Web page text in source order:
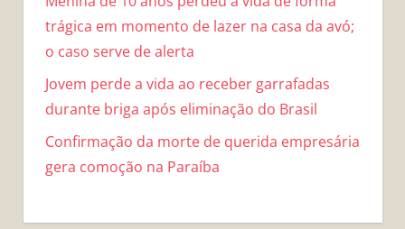
trágica em momento de lazer na casa da avó;
o caso serve de alerta
Jovem perde a vida ao receber garrafadas
durante briga após eliminação do Brasil
Confirmação da morte de querida empresária
gera comoção na Paraíba